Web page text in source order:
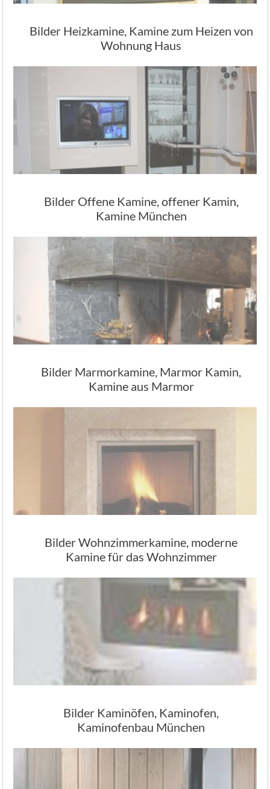
Bilder Heizkamine, Kamine zum Heizen von
Wohnung Haus
Bilder Offene Kamine, offener Kamin,
Kamine München
Bilder Marmorkamine, Marmor Kamin,
Kamine aus Marmor
Bilder Wohnzimmerkamine, moderne
Kamine für das Wohnzimmer
Bilder Kaminöfen, Kaminofen,
Kaminofenbau München